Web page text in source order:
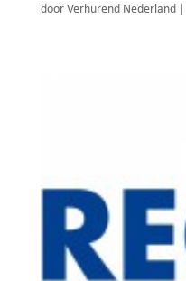
door Verhurend Nederland